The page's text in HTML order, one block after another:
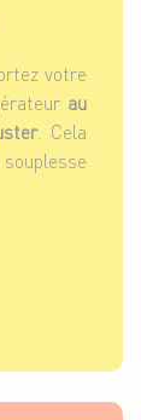
votre
au
. Cela